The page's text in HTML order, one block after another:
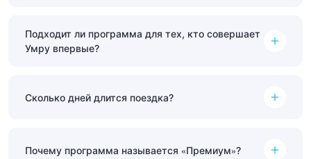
Подходит ли программа для тех, кто совершает
Умру впервые?
Сколько дней длится поездка?
Почему программа называется «Премиум»?